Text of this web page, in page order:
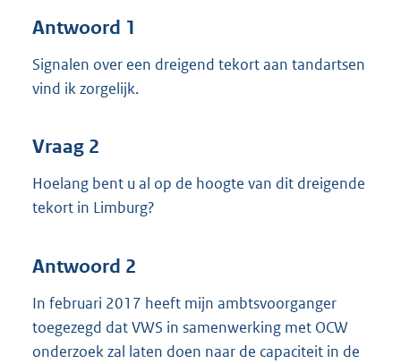
Antwoord 1
Signalen over een dreigend tekort aan tandartsen
vind ik zorgelijk.
Vraag 2
Hoelang bent u al op de hoogte van dit dreigende
tekort in Limburg?
Antwoord 2
In februari 2017 heeft mijn ambtsvoorganger
toegezegd dat VWS in samenwerking met OCW
onderzoek zal laten doen naar de capaciteit in de